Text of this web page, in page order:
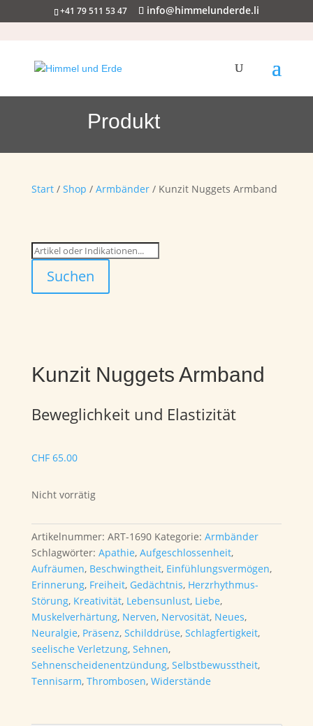
+41 79 511 53 47 info@himmelunderde.li
Produkt
Start/ Shop / Armbänder/ Kunzit Nuggets Armband
Suchen
Kunzit Nuggets Armband
Beweglichkeit und Elastizität
CHF65.00
Nicht vorrätig
Artikelnummer: ART-1690 Kategorie: Armbänder
Schlagwörter: Apathie, Aufgeschlossenheit,
Aufräumen, Beschwingtheit, Einfühlungsvermögen,
Erinnerung, Freiheit, Gedächtnis, Herzrhythmus-
Störung, Kreativität, Lebensunlust, Liebe,
Muskelverhärtung, Nerven, Nervosität, Neues,
Neuralgie, Präsenz, Schilddrüse, Schlagfertigkeit,
seelische Verletzung, Sehnen,
Sehnenscheidenentzündung, Selbstbewusstheit,
Tennisarm, Thrombosen, Widerstände